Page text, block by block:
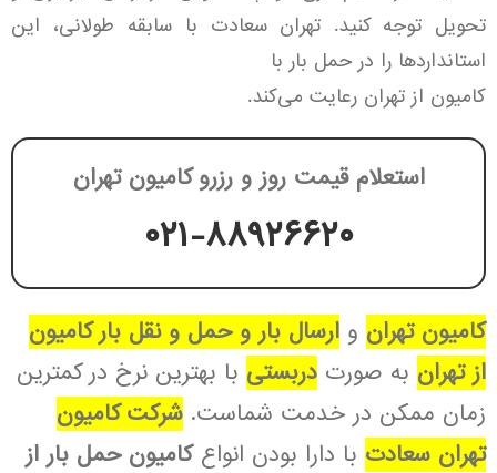
تحویل توجه کنید. تهران سعادت با سابقه طولانی، این
استانداردها را در حمل بار با
کامیون از تهران رعایت می‌کند.
استعلام قیمت روز و رزرو کامیون تهران
۰۲۱-۸۸۹۲۶۶۲۰
کامیون تهران و ارسال بار و حمل و نقل بار کامیون
از تهران به صورت دربستی با بهترین نرخ در کمترین
زمان ممکن در خدمت شماست. شرکت کامیون
تهران سعادت با دارا بودن انواعکامیون حمل بار از